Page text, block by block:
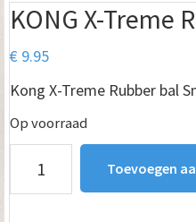
KONG X-Treme
€ 9.95
Kong X-Treme Rubber bal
Op voorraad
Toevoegen